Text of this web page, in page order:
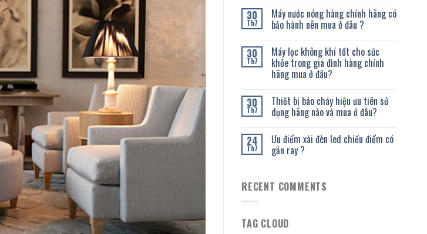
30
Th7
Máy nước nóng hàng chính hãng có
bảo hành nên mua ở đâu ?
30
Th7
Máy lọc không khí tốt cho sức
khỏe trong gia đình hàng chính
hãng mua ở đâu?
30
Th7
Thiết bị báo cháy hiệu ưu tiên sử
dụng hãng nào và mua ở đâu?
24
Th7
Ưu điểm xài đèn led chiếu điểm có
gắn ray ?
RECENT COMMENTS
TAG CLOUD